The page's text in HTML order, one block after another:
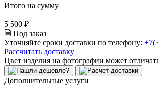
Итого на сумму
5 500 ₽
Под заказ
Уточняйте сроки доставки по телефону:
Рассчитать доставку
Цвет изделия на фотографии может
Дополнительные услуги